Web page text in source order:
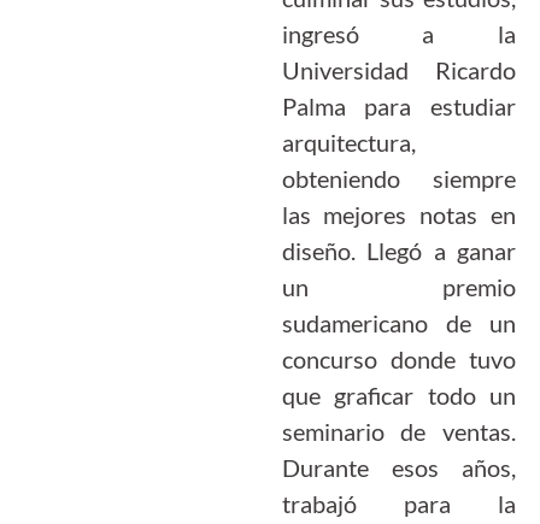
ingresó a la
Universidad Ricardo
Palma para estudiar
arquitectura,
obteniendo siempre
las mejores notas en
diseño. Llegó a ganar
un premio
sudamericano de un
concurso donde tuvo
que graficar todo un
seminario de ventas.
Durante esos años,
trabajó para la